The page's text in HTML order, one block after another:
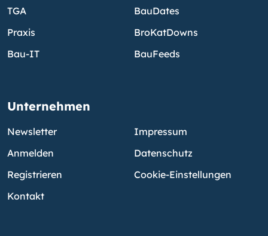
TGA
Praxis
Bau-IT
BauDates
BroKatDowns
BauFeeds
Unternehmen
Newsletter
Anmelden
Registrieren
Kontakt
Impressum
Datenschutz
Cookie-Einstellungen